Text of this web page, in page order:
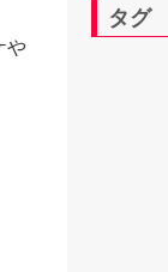
や
タグ